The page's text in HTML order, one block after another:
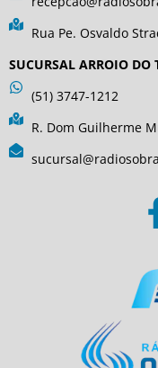
Rua Pe. Osvaldo
SUCURSAL ARROIO DO
(51) 3747-1212
R. Dom Guilherme